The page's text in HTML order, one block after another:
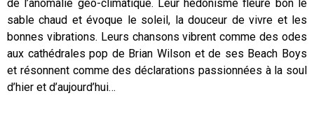
de l’anomalie géo-climatique. Leur hédonisme fleure bon le
sable chaud et évoque le soleil, la douceur de vivre et les
bonnes vibrations. Leurs chansons vibrent comme des odes
aux cathédrales pop de Brian Wilson et de ses Beach Boys
et résonnent comme des déclarations passionnées à la soul
d’hier et d’aujourd’hui…